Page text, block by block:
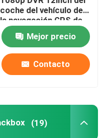
coche del vehículo de
la navegación GPS de
4G ADAS Android
Mejor precio
Contacto
(19)